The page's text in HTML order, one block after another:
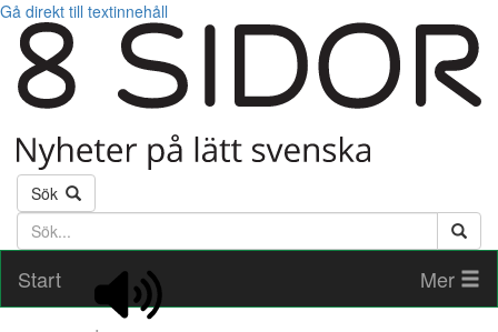
Gå direkt till textinnehåll
Sök
Söktext
Start
Mer